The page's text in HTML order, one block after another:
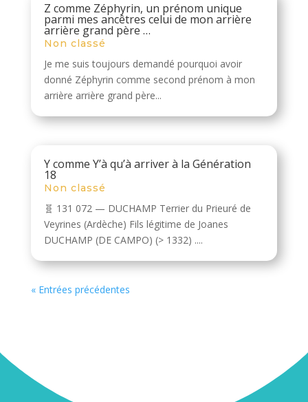
Z comme Zéphyrin, un prénom unique
parmi mes ancêtres celui de mon arrière
arrière grand père …
Non classé
Je me suis toujours demandé pourquoi avoir
donné Zéphyrin comme second prénom à mon
arrière arrière grand père...
Y comme Y’à qu’à arriver à la Génération
18
Non classé
🧬 131 072 — DUCHAMP Terrier du Prieuré de
Veyrines (Ardèche) Fils légitime de Joanes
DUCHAMP (DE CAMPO) (> 1332) ....
« Entrées précédentes